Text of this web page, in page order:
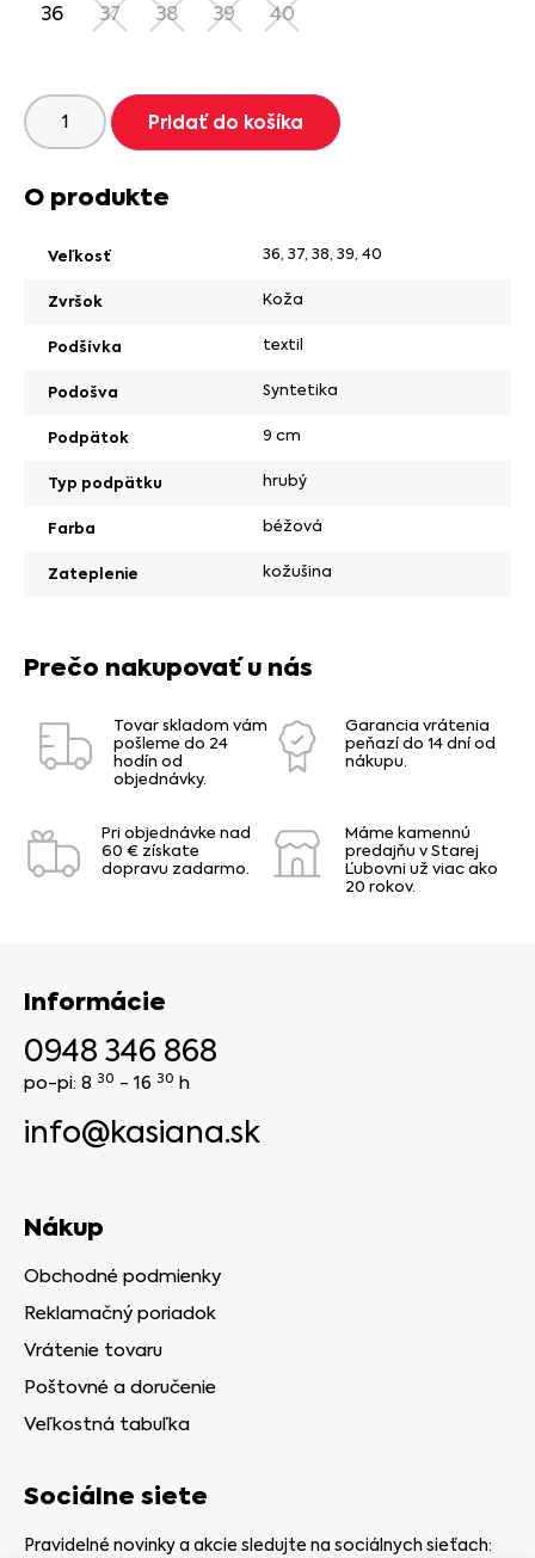
36 37 38 39 40
Pridať do košíka
O produkte
Veľkosť 36, 37, 38, 39, 40
Zvršok Koža
Podšívka textil
Podošva Syntetika
Podpätok 9 cm
Typ podpätku hrubý
Farba béžová
Zateplenie kožušina
Prečo nakupovať u nás
Tovar skladom vám
pošleme do 24
hodín od
objednávky.
Garancia vrátenia
peňazí do 14 dní od
nákupu.
Pri objednávke nad
60 € získate
dopravu zadarmo.
Máme kamennú
predajňu v Starej
Ľubovni už viac ako
20 rokov.
Informácie
0948 346 868
po-pi: 8 30 - 16 30 h
info@kasiana.sk
Nákup
Obchodné podmienky
Reklamačný poriadok
Vrátenie tovaru
Poštovné a doručenie
Veľkostná tabuľka
Sociálne siete
Pravidelné novinky a akcie sledujte na sociálnych sieťach: